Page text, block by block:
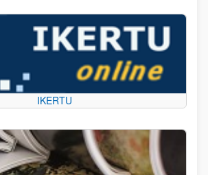
IKERTU